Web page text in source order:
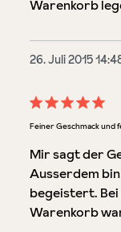
Warenkorb
26. Juli 2015
Bewertung mit
Feiner Geschmack und
Mir sagt der
Ausserdem
begeistert.
Warenkorb